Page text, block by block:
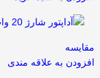
مقايسه
افزودن به علاقه مندی